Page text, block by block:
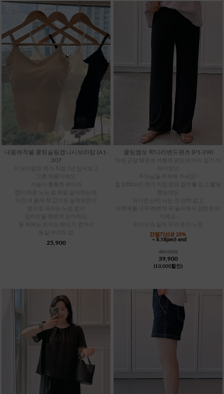
내몸에착붙 쿨링슬림캡나시브라탑 (A1-
307
고른 제품이에요.
가슴이 통통한 편이라
이건 내 몸에 착 감기듯 밀착되면서
옆으로 퍼지는 느낌 없이
등 뒤에는 조이는 밴드가 없어서
25,900
쿨링엠보 학다리밴드팬츠 (P1-290
하체 군살 때문에 여름에 밝은색 바지 입기 꺼
주와님들 주목해 주세요!
힙 100cm인 제가 직접 밝은 컬러를 입고 촬영
와이존 난리 나는 것 전혀 없고
아랫배를 너무 예쁘게 꾹 눌러줘서 감탄한 바
와이드와 일자 핏의 중간 느낌
49,900
39,900
(10,000할인)